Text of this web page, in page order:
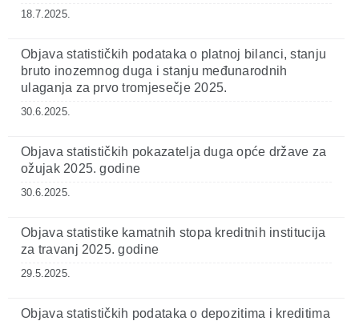
18.7.2025.
Objava statističkih podataka o platnoj bilanci, stanju
bruto inozemnog duga i stanju međunarodnih
ulaganja za prvo tromjesečje 2025.
30.6.2025.
Objava statističkih pokazatelja duga opće države za
ožujak 2025. godine
30.6.2025.
Objava statistike kamatnih stopa kreditnih institucija
za travanj 2025. godine
29.5.2025.
Objava statističkih podataka o depozitima i kreditima